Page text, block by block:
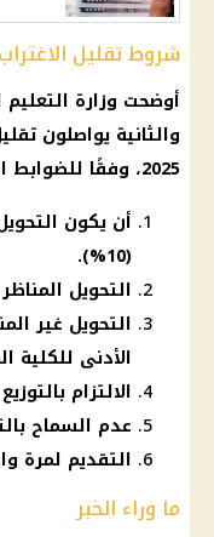
شروط تقليل
أوضحت وزارة
والثانية يواصلون
2025، وفقًا للضوابط
أن يكون
(10%).
التحويل
التحويل غير
الأدنى للكلية
الالتزام
عدم السماح
التقديم لمرة
ما وراء الخبر